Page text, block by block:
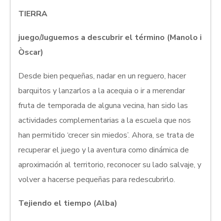
TIERRA
juego/Juguemos a descubrir el término (Manolo i
Òscar)
Desde bien pequeñas, nadar en un reguero, hacer
barquitos y lanzarlos a la acequia o ir a merendar
fruta de temporada de alguna vecina, han sido las
actividades complementarias a la escuela que nos
han permitido ‘crecer sin miedos’. Ahora, se trata de
recuperar el juego y la aventura como dinámica de
aproximación al territorio, reconocer su lado salvaje, y
volver a hacerse pequeñas para redescubrirlo.
Tejiendo el tiempo (Alba)